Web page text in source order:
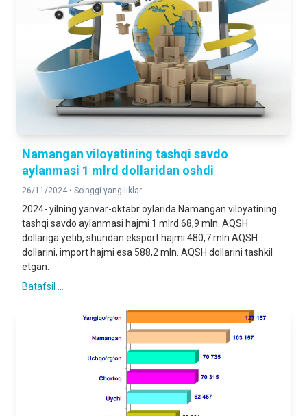
Namangan viloyatining tashqi savdo
aylanmasi 1 mlrd dollaridan oshdi
26/11/2024 • So'nggi yangiliklar
2024- yilning yanvar-oktabr oylarida Namangan viloyatining
tashqi savdo aylanmasi hajmi 1 mlrd 68,9 mln. AQSH
dollariga yetib, shundan eksport hajmi 480,7 mln AQSH
dollarini, import hajmi esa 588,2 mln. AQSH dollarini tashkil
etgan.
Batafsil ...